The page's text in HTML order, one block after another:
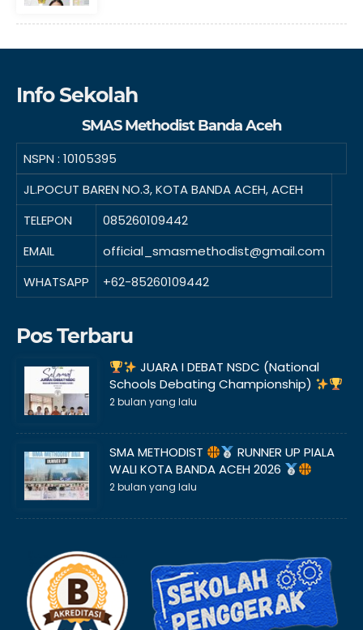
Info Sekolah
SMAS Methodist Banda Aceh
NSPN : 10105395
JL.POCUT BAREN NO.3, KOTA BANDA ACEH, ACEH
TELEPON
085260109442
EMAIL
official_smasmethodist@gmail.com
WHATSAPP
+62-85260109442
Pos Terbaru
JUARA I DEBAT NSDC (National
Schools Debating Championship)
2 bulan yang lalu
SMA METHODIST
RUNNER UP PIALA
WALI KOTA BANDA ACEH 2026
2 bulan yang lalu